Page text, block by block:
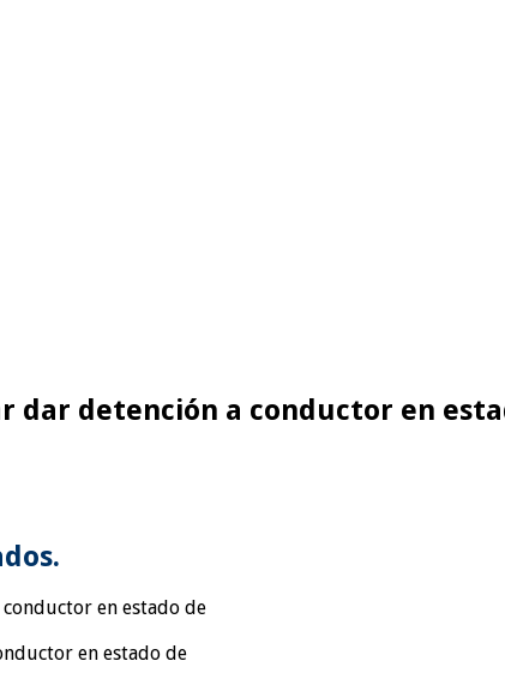
detención a conductor en
en estado de